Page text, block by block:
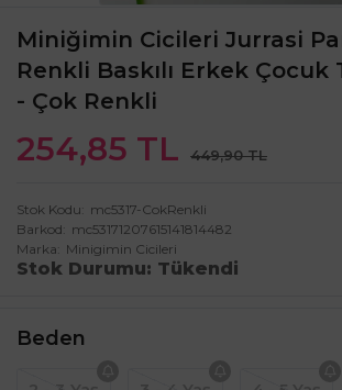
Miniğimin Cicileri Jurrasi
Renkli Baskılı Erkek Çocuk
- Çok Renkli
254,85 TL 449,90 TL
Stok Kodu
mc5317-CokRenkli
Barkod
mc53171207615141814482
Marka
Minigimin Cicileri
Stok Durumu Tükendi
Beden